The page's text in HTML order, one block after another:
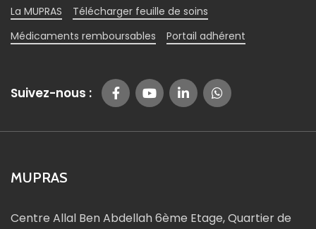
La MUPRAS
Télécharger feuille de soins
Médicaments remboursables
Portail adhérent
Suivez-nous :
MUPRAS
Centre Allal Ben Abdellah 6ème Etage, Quartier de